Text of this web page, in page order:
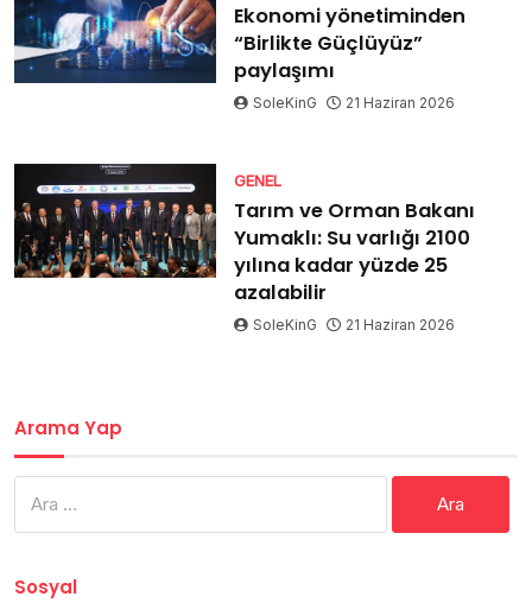
Ekonomi yönetiminden
“Birlikte Güçlüyüz”
paylaşımı
SoleKinG 21 Haziran 2026
GENEL
Tarım ve Orman Bakanı
Yumaklı: Su varlığı 2100
yılına kadar yüzde 25
azalabilir
SoleKinG 21 Haziran 2026
Arama Yap
Sosyal